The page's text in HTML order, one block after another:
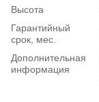
Высота
Гарантийный
срок, мес.
Дополнительная
информация